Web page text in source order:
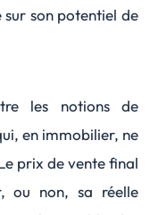
sur son potentiel de
les notions de
en immobilier, ne
prix de vente final
ou non, sa réelle